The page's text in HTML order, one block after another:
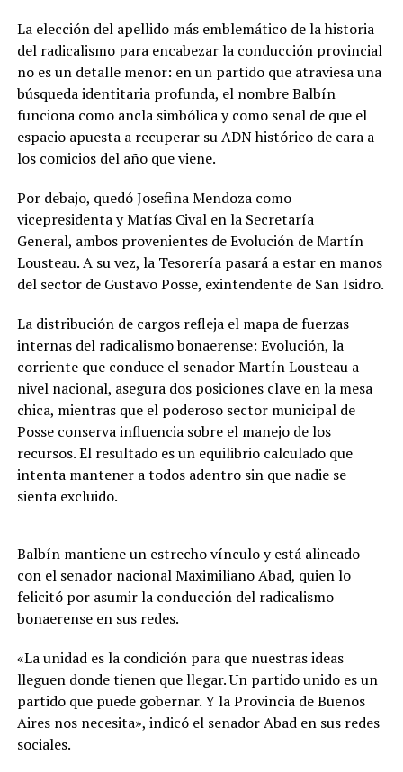
La elección del apellido más emblemático de la historia
del radicalismo para encabezar la conducción provincial
no es un detalle menor: en un partido que atraviesa una
búsqueda identitaria profunda, el nombre Balbín
funciona como ancla simbólica y como señal de que el
espacio apuesta a recuperar su ADN histórico de cara a
los comicios del año que viene.
Por debajo, quedó Josefina Mendoza como
vicepresidenta y Matías Cival en la Secretaría
General, ambos provenientes de Evolución de Martín
Lousteau. A su vez, la Tesorería pasará a estar en manos
del sector de Gustavo Posse, exintendente de San Isidro.
La distribución de cargos refleja el mapa de fuerzas
internas del radicalismo bonaerense: Evolución, la
corriente que conduce el senador Martín Lousteau a
nivel nacional, asegura dos posiciones clave en la mesa
chica, mientras que el poderoso sector municipal de
Posse conserva influencia sobre el manejo de los
recursos. El resultado es un equilibrio calculado que
intenta mantener a todos adentro sin que nadie se
sienta excluido.
Balbín mantiene un estrecho vínculo y está alineado
con el senador nacional Maximiliano Abad, quien lo
felicitó por asumir la conducción del radicalismo
bonaerense en sus redes.
«La unidad es la condición para que nuestras ideas
lleguen donde tienen que llegar. Un partido unido es un
partido que puede gobernar. Y la Provincia de Buenos
Aires nos necesita», indicó el senador Abad en sus redes
sociales.